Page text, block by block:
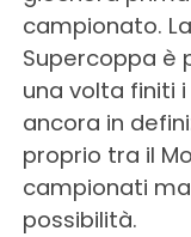
campionato.
Supercoppa è
una volta finiti
ancora in
proprio tra il
campionati
possibilità.